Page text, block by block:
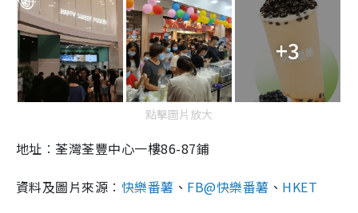
+3
點擊圖片放大
地址︰荃灣荃豐中心一樓86-87鋪
資料及圖片來源︰ 快樂番薯 、 FB@快樂番薯 、 HKET